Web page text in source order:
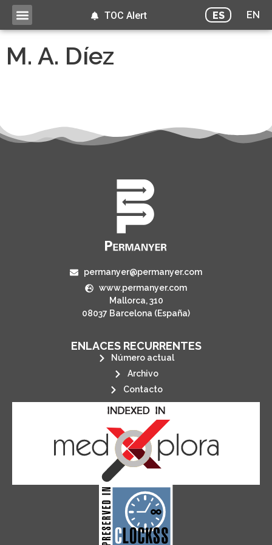
ES EN
TOC Alert
M. A. Díez
permanyer@permanyer.com
www.permanyer.com
Mallorca, 310
08037 Barcelona (España)
ENLACES RECURRENTES
Número actual
Archivo
Contacto
CLOCKSS is a dak archive that
ensures the long-term survival
of web-based scholary
publications, governed by and for
its stakeholders.